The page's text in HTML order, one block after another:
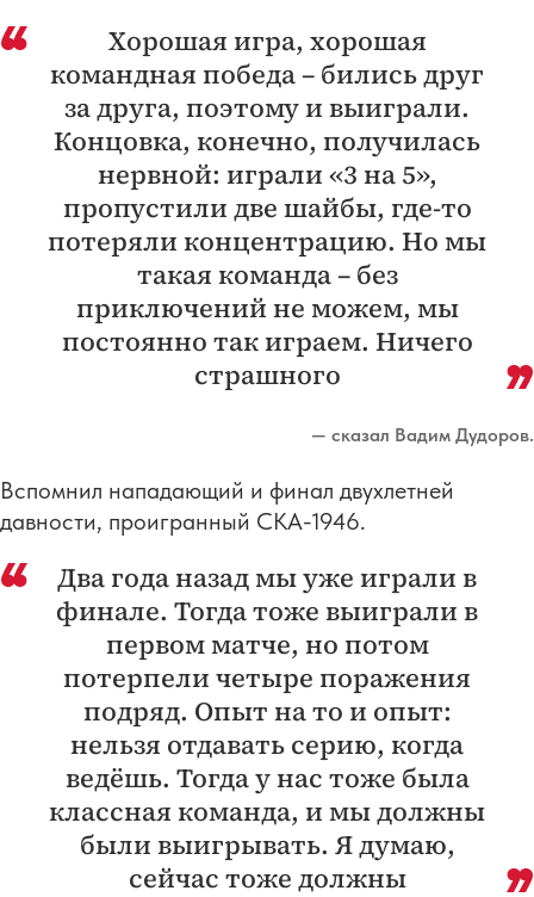
Хорошая игра, хорошая
командная победа – бились друг
за друга, поэтому и выиграли.
Концовка, конечно, получилась
нервной: играли «3 на 5»,
пропустили две шайбы, где-то
потеряли концентрацию. Но мы
такая команда – без
приключений не можем, мы
постоянно так играем. Ничего
страшного
— сказал Вадим Дудоров.
Вспомнил нападающий и финал двухлетней
давности, проигранный СКА-1946.
Два года назад мы уже играли в
финале. Тогда тоже выиграли в
первом матче, но потом
потерпели четыре поражения
подряд. Опыт на то и опыт:
нельзя отдавать серию, когда
ведёшь. Тогда у нас тоже была
классная команда, и мы должны
были выигрывать. Я думаю,
сейчас тоже должны